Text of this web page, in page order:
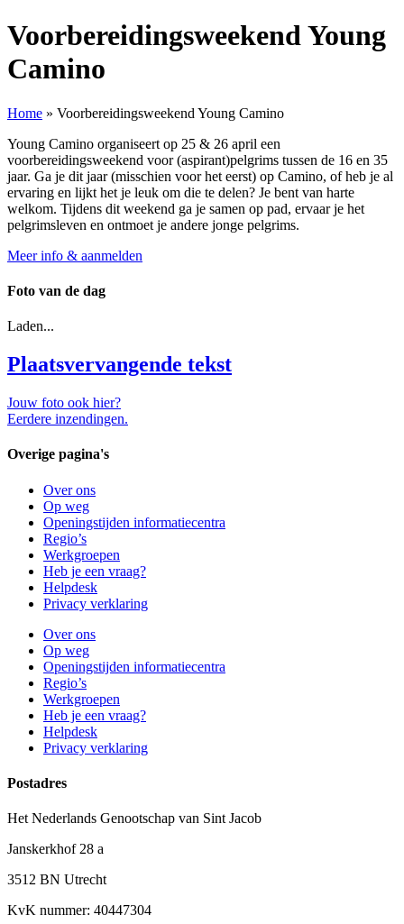
Voorbereidingsweekend Young
Camino
Home » Voorbereidingsweekend Young Camino
Young Camino organiseert op 25 & 26 april een
voorbereidingsweekend voor (aspirant)pelgrims tussen de 16 en 35
jaar. Ga je dit jaar (misschien voor het eerst) op Camino, of heb je al
ervaring en lijkt het je leuk om die te delen? Je bent van harte
welkom. Tijdens dit weekend ga je samen op pad, ervaar je het
pelgrimsleven en ontmoet je andere jonge pelgrims.
Meer info & aanmelden
Foto van de dag
Laden...
Plaatsvervangende tekst
Jouw foto ook hier?
Eerdere inzendingen.
Overige pagina's
Over ons
Op weg
Openingstijden informatiecentra
Regio’s
Werkgroepen
Heb je een vraag?
Helpdesk
Privacy verklaring
Over ons
Op weg
Openingstijden informatiecentra
Regio’s
Werkgroepen
Heb je een vraag?
Helpdesk
Privacy verklaring
Postadres
Het Nederlands Genootschap van Sint Jacob
Janskerkhof 28 a
3512 BN Utrecht
KvK nummer: 40447304